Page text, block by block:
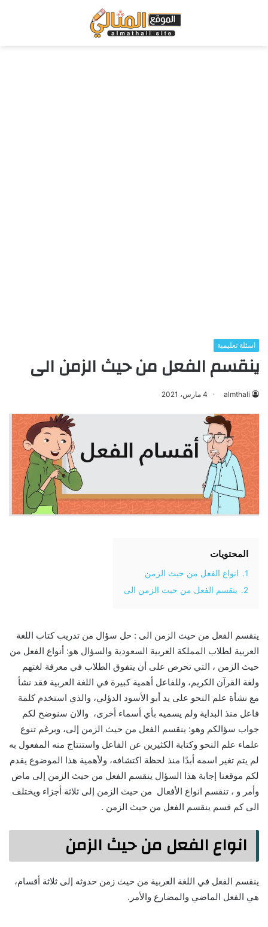
اسئلة تعليمية
ينقسم الفعل من حيث الزمن الى
almthali 4 مارس، 2021
المحتويات
1.
انواع الفعل من حيث الزمن
2.
ينقسم الفعل من حيث الزمن الى
ينقسم الفعل من حيث الزمن الى : حل سؤال من تدريب كتاب اللغة
العربية لطلاب المملكة العربية السعودية والسؤال هو: أنواع الفعل من
حيث الزمن ، التي تحرص على أن يتفوق الطلاب في معرفة لغتهم
ولغة القرآن الكريم، وللفاعل أهمية كبيرة في اللغة العربية فقد نشأ
مع نشأة علم النحو على يد أبو الأسود الدؤلي، والذي استخدم كلمة
فاعل منذ البداية ولم يسميه بأي أسماء أخرى، والان سنوضح لكم
جواب سؤالكم وهو: ينقسم الفعل من حيث الزمن إلى، وبرغم تنوع
علماء علم النحو وكتابة الكثيرين عن الفاعل واستنتاج منه المفعول به
لم يتم تغير اسمه أبدًا منذ لحظة اكتشافه، ولأهمية هذا الموضوع يقدم
لكم موقعنا إجابة هذا السؤال ينقسم الفعل من حيث الزمن إلى ماض
وأمر و ، تنقسم انواع الأفعال من حيث الزمن إلى ثلاثة أجزاء ويختلف
الى كم قسم ينقسم الفعل من حيث الزمن .
انواع الفعل من حيث الزمن
ينقسم الفعل في اللغة العربية من حيث زمن حدوثه إلى ثلاثة أقسام،
هي الفعل الماضي والمضارع والأمر.